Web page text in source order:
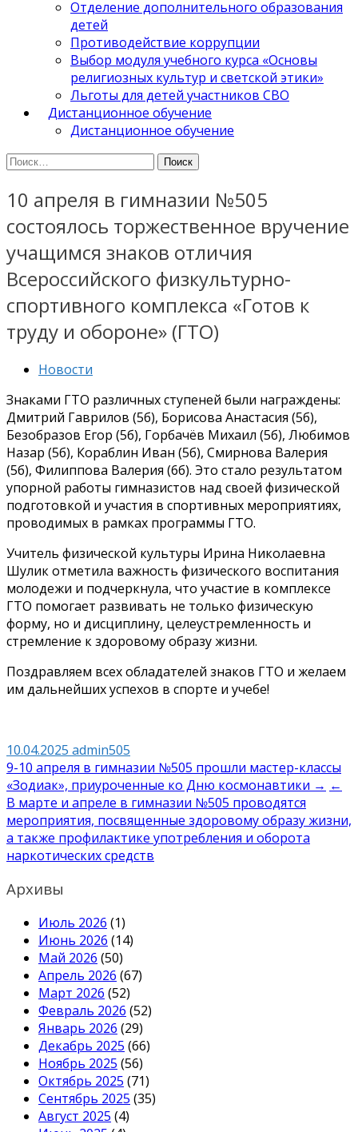
Отделение дополнительного образования
детей
Противодействие коррупции
Выбор модуля учебного курса «Основы
религиозных культур и светской этики»
Льготы для детей участников СВО
Дистанционное обучение
Дистанционное обучение
Найти:
10 апреля в гимназии №505
состоялось торжественное вручение
учащимся знаков отличия
Всероссийского физкультурно-
спортивного комплекса «Готов к
труду и обороне» (ГТО)
Новости
Знаками ГТО различных ступеней были награждены:
Дмитрий Гаврилов (5б), Борисова Анастасия (5б),
Безобразов Егор (5б), Горбачёв Михаил (5б), Любимов
Назар (5б), Кораблин Иван (5б), Смирнова Валерия
(5б), Филиппова Валерия (6б). Это стало результатом
упорной работы гимназистов над своей физической
подготовкой и участия в спортивных мероприятиях,
проводимых в рамках программы ГТО.
Учитель физической культуры Ирина Николаевна
Шулик отметила важность физического воспитания
молодежи и подчеркнула, что участие в комплексе
ГТО помогает развивать не только физическую
форму, но и дисциплину, целеустремленность и
стремление к здоровому образу жизни.
Поздравляем всех обладателей знаков ГТО и желаем
им дальнейших успехов в спорте и учебе!
10.04.2025 admin505
Навигация
по
записям
9-10 апреля в гимназии №505 прошли мастер-классы
«Зодиак», приуроченные ко Дню космонавтики → ←
В марте и апреле в гимназии №505 проводятся
мероприятия, посвященные здоровому образу жизни,
а также профилактике употребления и оборота
наркотических средств
Архивы
Июль 2026 (1)
Июнь 2026 (14)
Май 2026 (50)
Апрель 2026 (67)
Март 2026 (52)
Февраль 2026 (52)
Январь 2026 (29)
Декабрь 2025 (66)
Ноябрь 2025 (56)
Октябрь 2025 (71)
Сентябрь 2025 (35)
Август 2025 (4)